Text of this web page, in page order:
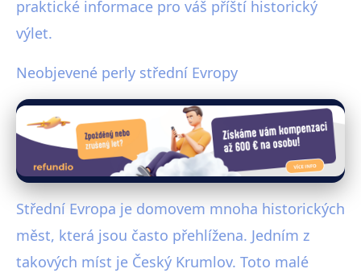
praktické informace pro váš příští historický
výlet.
Neobjevené perly střední Evropy
Střední Evropa je domovem mnoha historických
měst, která jsou často přehlížena. Jedním z
takových míst je Český Krumlov. Toto malé